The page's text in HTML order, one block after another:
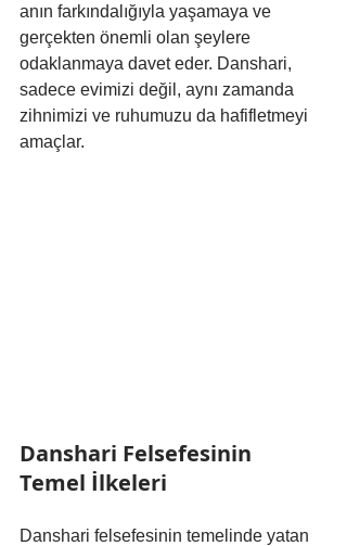
anın farkındalığıyla yaşamaya ve
gerçekten önemli olan şeylere
odaklanmaya davet eder. Danshari,
sadece evimizi değil, aynı zamanda
zihnimizi ve ruhumuzu da hafifletmeyi
amaçlar.
Danshari Felsefesinin
Temel İlkeleri
Danshari felsefesinin temelinde yatan